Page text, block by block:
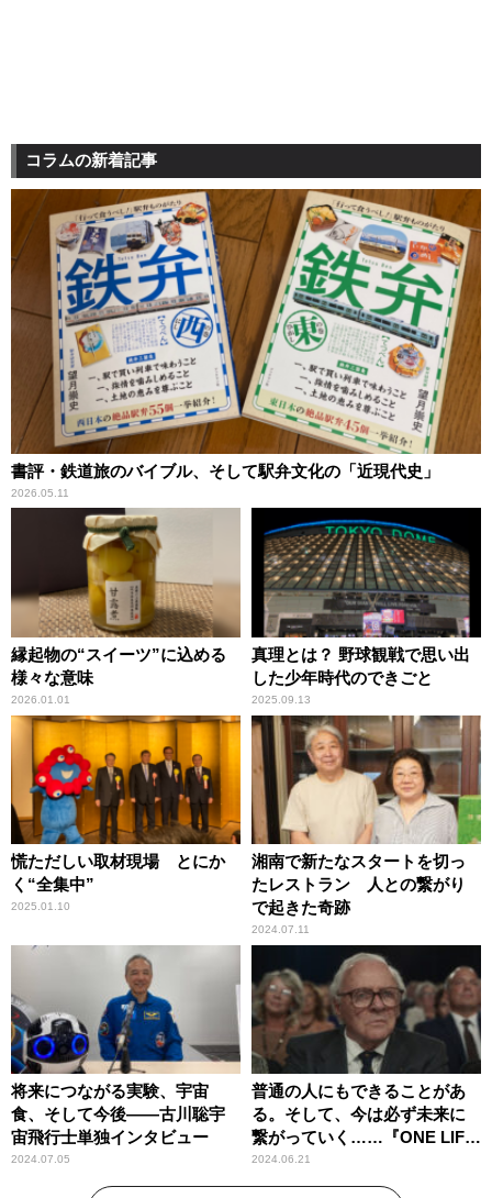
コラムの新着記事
書評・鉄道旅のバイブル、そして駅弁文化の「近現代史」
2026.05.11
縁起物の“スイーツ”に込める
様々な意味
2026.01.01
真理とは？ 野球観戦で思い出
した少年時代のできごと
2025.09.13
慌ただしい取材現場 とにか
く“全集中”
2025.01.10
湘南で新たなスタートを切っ
たレストラン 人との繋がり
で起きた奇跡
2024.07.11
将来につながる実験、宇宙
食、そして今後――古川聡宇
宙飛行士単独インタビュー
2024.07.05
普通の人にもできることがあ
る。そして、今は必ず未来に
繋がっていく……『ONE LIFE
奇跡が繋いだ6000の命』
2024.06.21